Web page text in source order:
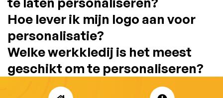
Hoe lever ik mijn logo aan voor
personalisatie?
Welke werkkledij is het meest
geschikt om te personaliseren?